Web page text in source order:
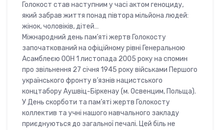
Голокост став наступним у часі актом геноциду,
який забрав життя понад півтора мільйона людей:
жінок, чоловіків, дітей…
Міжнародний день пам’яті жертв Голокосту
започаткований на офіційному рівні Генеральною
Асамблеєю ООН 1 листопада 2005 року на спомин
про звільнення 27 січня 1945 року військами Першого
українського фронту в’язнів нацистського
концтабору Аушвіц-Біркенау (м. Освенцим, Польща).
У День скорботи та пам’яті жертв Голокосту
коллектив та учні нашого навчального закладу
приєднуються до загальної печалі. Цей біль не